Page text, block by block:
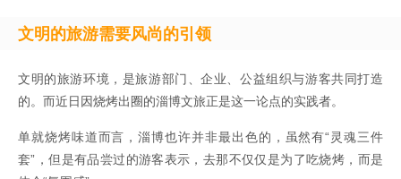
文明的旅游需要风尚的引领
文明的旅游环境，是旅游部门、企业、公益组织与游客共同打造
的。而近日因烧烤出圈的淄博文旅正是这一论点的实践者。
单就烧烤味道而言，淄博也许并非最出色的，虽然有“灵魂三件
套”，但是有品尝过的游客表示，去那不仅仅是为了吃烧烤，而是